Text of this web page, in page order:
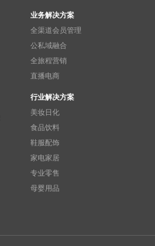
业务解决方案
全渠道会员管理
公私域融合
全旅程营销
直播电商
行业解决方案
美妆日化
食品饮料
鞋服配饰
家电家居
专业零售
母婴用品